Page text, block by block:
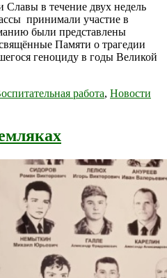
в течение двух недель
принимали участие в
были представлены
Памяти о трагедии
геноциду в годы Великой
работа, Новости